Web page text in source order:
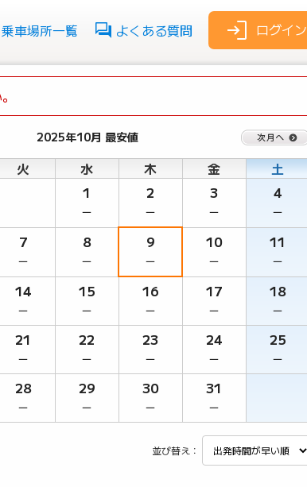
乗車場所一覧 よくある質問 ログイン
2025年10月 最安値
火 水 木 金
土
1
－
2
－
3
－
4
－
7
－
8
－
9
－
10
－
11
－
14
－
15
－
16
－
17
－
18
－
21
－
22
－
23
－
24
－
25
－
28
－
29
－
30
－
31
－
並び替え：